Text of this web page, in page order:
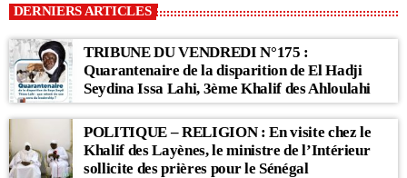
DERNIERS ARTICLES
TRIBUNE DU VENDREDI N°175 :
Quarantenaire de la disparition de El Hadji
Seydina Issa Lahi, 3ème Khalif des Ahloulahi
POLITIQUE – RELIGION : En visite chez le
Khalif des Layènes, le ministre de l’Intérieur
sollicite des prières pour le Sénégal